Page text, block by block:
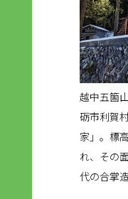
越中五箇
砺市利賀
家」。標
れ、その
代の合掌造